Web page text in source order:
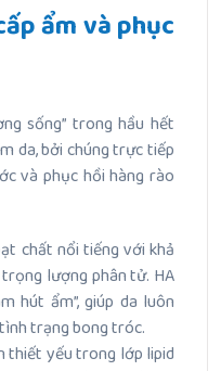
ẩm và phục
sống” trong hầu hết
da, bởi chúng trực tiếp
và phục hồi hàng rào
chất nổi tiếng với khả
lượng phân tử. HA
hút ẩm”, giúp da luôn
trạng bong tróc.
thiết yếu trong lớp lipid